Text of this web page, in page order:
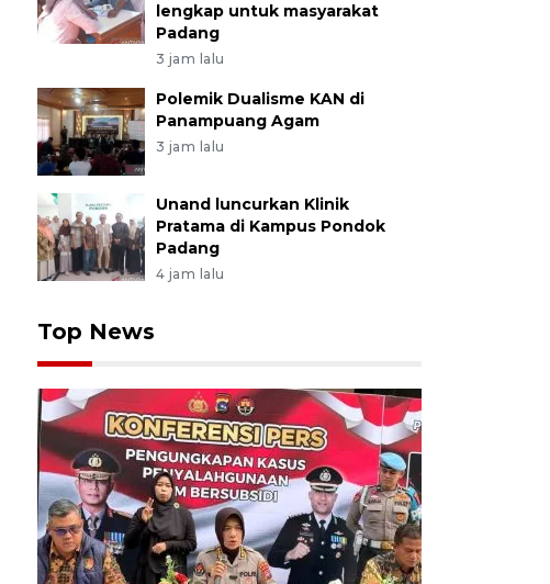
lengkap untuk masyarakat
Padang
3 jam lalu
Polemik Dualisme KAN di
Panampuang Agam
3 jam lalu
Unand luncurkan Klinik
Pratama di Kampus Pondok
Padang
4 jam lalu
Top News